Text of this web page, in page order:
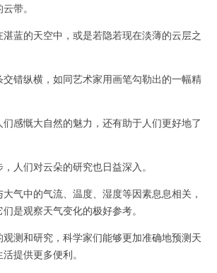
带。
的天空中，或是若隐若现在淡薄的云层之
错纵横，如同艺术家用画笔勾勒出的一幅精
慨大自然的魅力，还有助于人们更好地了
们对云朵的研究也日益深入。
中的气流、温度、湿度等因素息息相关，
是观察天气变化的极好参考。
测和研究，科学家们能够更加准确地预测天
提供更多便利。